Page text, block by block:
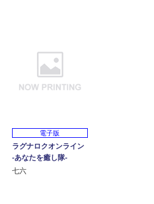
電子版
ラグナロクオンライン
-あなたを癒し隊-
七六